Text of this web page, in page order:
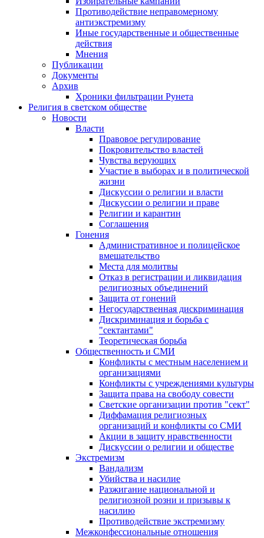
Противодействие неправомерному
антиэкстремизму
Иные государственные и общественные
действия
Мнения
Публикации
Документы
Архив
Хроники фильтрации Рунета
Религия в светском обществе
Новости
Власти
Правовое регулирование
Покровительство властей
Чувства верующих
Участие в выборах и в политической
жизни
Дискуссии о религии и власти
Дискуссии о религии и праве
Религии и карантин
Соглашения
Гонения
Административное и полицейское
вмешательство
Места для молитвы
Отказ в регистрации и ликвидация
религиозных объединений
Защита от гонений
Негосударственная дискриминация
Дискриминация и борьба с
"сектантами"
Теоретическая борьба
Общественность и СМИ
Конфликты с местным населением и
организациями
Конфликты с учреждениями культуры
Защита права на свободу совести
Светские организации против "сект"
Диффамация религиозных
организаций и конфликты со СМИ
Акции в защиту нравственности
Дискуссии о религии и обществе
Экстремизм
Вандализм
Убийства и насилие
Разжигание национальной и
религиозной розни и призывы к
насилию
Противодействие экстремизму
Межконфессиональные отношения